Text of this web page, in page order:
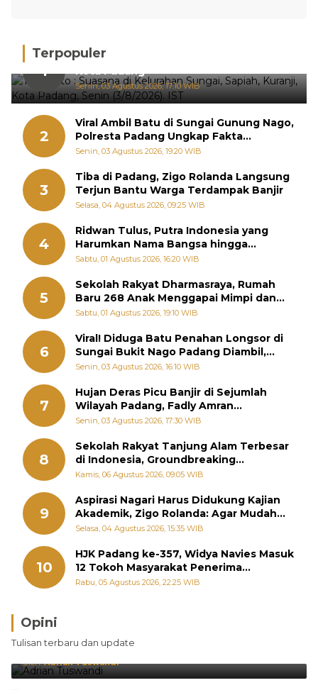
Terpopuler
1
Hujan Deras, 15 Titik Banjir Terdeteksi di
Kota Padang
Senin, 03 Agustus 2026, 17:10 WIB
2
Viral Ambil Batu di Sungai Gunung Nago,
Polresta Padang Ungkap Fakta
Sebenarnya
Senin, 03 Agustus 2026, 19:20 WIB
3
Tiba di Padang, Zigo Rolanda Langsung
Terjun Bantu Warga Terdampak Banjir
Selasa, 04 Agustus 2026, 09:25 WIB
4
Ridwan Tulus, Putra Indonesia yang
Harumkan Nama Bangsa hingga
Diabadikan dalam Buku Jepang
Sabtu, 01 Agustus 2026, 16:20 WIB
5
Sekolah Rakyat Dharmasraya, Rumah
Baru 268 Anak Menggapai Mimpi dan
Memutus Rantai Kemiskinan
Sabtu, 01 Agustus 2026, 19:10 WIB
6
Viral! Diduga Batu Penahan Longsor di
Sungai Bukit Nago Padang Diambil,
Warga Khawatir Bencana Terulang
Senin, 03 Agustus 2026, 16:10 WIB
7
Hujan Deras Picu Banjir di Sejumlah
Wilayah Padang, Fadly Amran
Perintahkan OPD Siaga
Senin, 03 Agustus 2026, 17:30 WIB
8
Sekolah Rakyat Tanjung Alam Terbesar
di Indonesia, Groundbreaking
September
Kamis, 06 Agustus 2026, 09:05 WIB
9
Aspirasi Nagari Harus Didukung Kajian
Akademik, Zigo Rolanda: Agar Mudah
Diperjuangkan di Kementerian
Selasa, 04 Agustus 2026, 15:35 WIB
10
HJK Padang ke-357, Widya Navies Masuk
12 Tokoh Masyarakat Penerima
Penghargaan Pemko Padang
Rabu, 05 Agustus 2026, 22:25 WIB
Opini
Tulisan terbaru dan update
Brasil Lebih Diunggulkan, tetapi Jepang Selalu
Punya Cara Membuat Kejutan
Oleh:Adrian Tuswandi